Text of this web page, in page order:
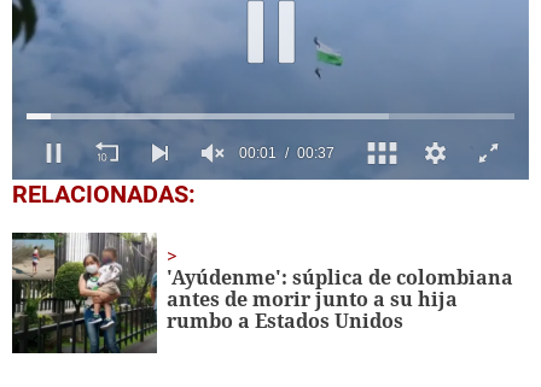
0
seconds
37
seconds
RELACIONADAS:
'Ayúdenme': súplica de colombiana
antes de morir junto a su hija
rumbo a Estados Unidos